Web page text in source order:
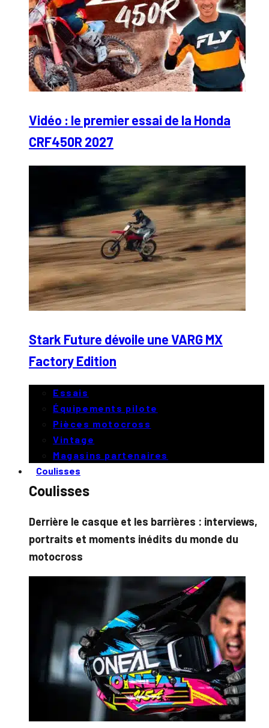
Vidéo : le premier essai de la Honda
CRF450R 2027
Stark Future dévoile une VARG MX
Factory Edition
Essais
Équipements pilote
Pièces motocross
Vintage
Magasins partenaires
Coulisses
Coulisses
Derrière le casque et les barrières : interviews,
portraits et moments inédits du monde du
motocross